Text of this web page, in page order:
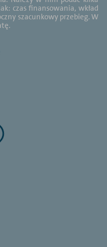
czas finansowania, wkład
szacunkowy przebieg. W